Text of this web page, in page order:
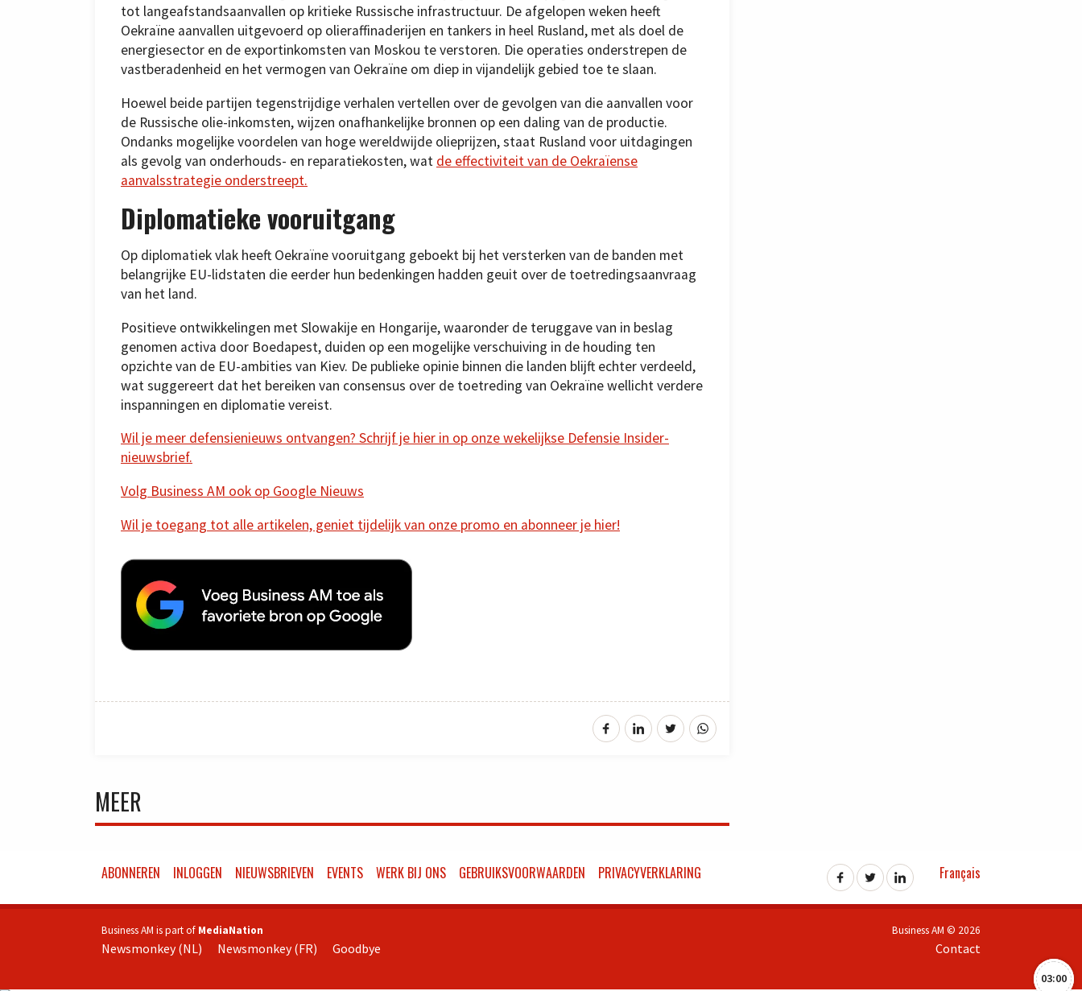
tot langeafstandsaanvallen op kritieke Russische infrastructuur. De afgelopen weken heeft
Oekraïne aanvallen uitgevoerd op olieraffinaderijen en tankers in heel Rusland, met als doel de
energiesector en de exportinkomsten van Moskou te verstoren. Die operaties onderstrepen de
vastberadenheid en het vermogen van Oekraïne om diep in vijandelijk gebied toe te slaan.
Hoewel beide partijen tegenstrijdige verhalen vertellen over de gevolgen van die aanvallen voor
de Russische olie-inkomsten, wijzen onafhankelijke bronnen op een daling van de productie.
Ondanks mogelijke voordelen van hoge wereldwijde olieprijzen, staat Rusland voor uitdagingen
als gevolg van onderhouds- en reparatiekosten, wat de effectiviteit van de Oekraïense
aanvalsstrategie onderstreept.
Diplomatieke vooruitgang
Op diplomatiek vlak heeft Oekraïne vooruitgang geboekt bij het versterken van de banden met
belangrijke EU-lidstaten die eerder hun bedenkingen hadden geuit over de toetredingsaanvraag
van het land.
Positieve ontwikkelingen met Slowakije en Hongarije, waaronder de teruggave van in beslag
genomen activa door Boedapest, duiden op een mogelijke verschuiving in de houding ten
opzichte van de EU-ambities van Kiev. De publieke opinie binnen die landen blijft echter verdeeld,
wat suggereert dat het bereiken van consensus over de toetreding van Oekraïne wellicht verdere
inspanningen en diplomatie vereist.
Wil je meer defensienieuws ontvangen? Schrijf je hier in op onze wekelijkse Defensie Insider-
nieuwsbrief.
Volg Business AM ook op Google Nieuws
Wil je toegang tot alle artikelen, geniet tijdelijk van onze promo en abonneer je hier!
MEER
03:00
ABONNEREN INLOGGEN NIEUWSBRIEVEN EVENTS WERK BIJ ONS GEBRUIKSVOORWAARDEN PRIVACYVERKLARING Français
Business AM is part of MediaNation
Newsmonkey (NL) Newsmonkey (FR) Goodbye
Business AM © 2026
Contact